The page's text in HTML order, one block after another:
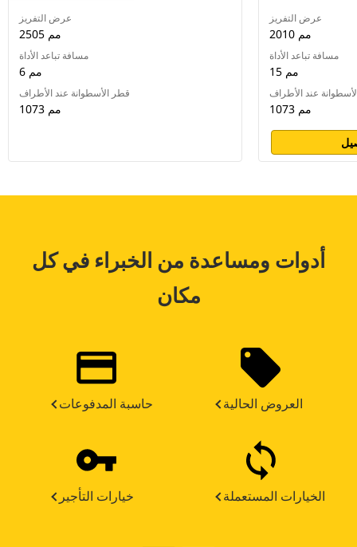
عرض التفريز
2505 مم
مسافة تباعد الأداة
6 مم
قطر الأسطوانة عند الأطراف
1073 مم
عرض التفريز
2010 مم
مسافة تباعد الأداة
15 مم
عند الأطراف
1073 مم
أدوات ومساعدة من الخبراء في كل
مكان
حاسبة المدفوعات العروض الحالية
خيارات التأجير الخيارات المستعملة